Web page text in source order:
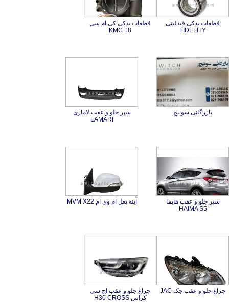
قطعات یدکی فیدلیتی
FIDELITY
قطعات یدکی کی ام سی
KMC T8
بازرگانی سوییچ
سپر جلو و عقب لاماری
LAMARI
سپر جلو و عقب هایما
HAIMA S5
آینه بغل ام وی ام MVM X22
چراغ جلو و عقب جک JAC
چراغ جلو و عقب اچ سی
کراس H30 CROSS